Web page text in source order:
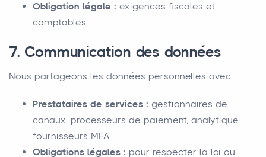
Obligation légale : exigences fiscales et
comptables.
7. Communication des données
Nous partageons les données personnelles avec :
Prestataires de services : gestionnaires de
canaux, processeurs de paiement, analytique,
fournisseurs MFA.
Obligations légales : pour respecter la loi ou